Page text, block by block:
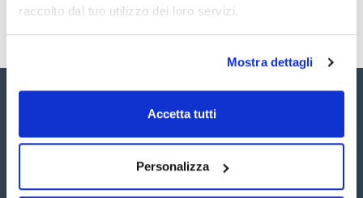
raccolto dal tuo utilizzo dei loro servizi.
Mostra dettagli
Accetta tutti
Personalizza
Seguici: